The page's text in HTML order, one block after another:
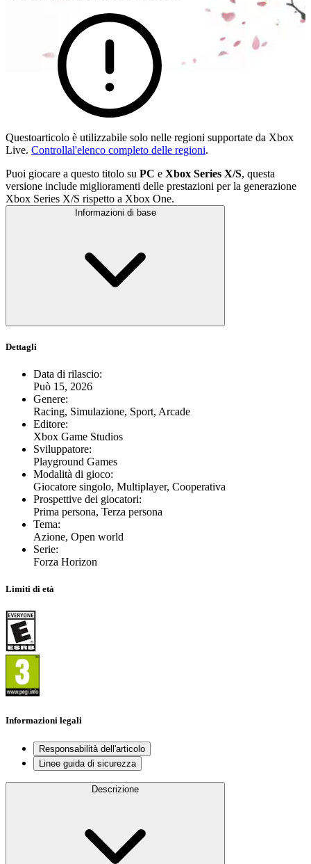
Questoarticolo è utilizzabile solo nelle regioni supportate da Xbox
Live. Controllal'elenco completo delle regioni.
Puoi giocare a questo titolo su PC e Xbox Series X/S, questa
versione include miglioramenti delle prestazioni per la generazione
Xbox Series X/S rispetto a Xbox One.
Informazioni di base
Dettagli
Data di rilascio:
Può 15, 2026
Genere:
Racing, Simulazione, Sport, Arcade
Editore:
Xbox Game Studios
Sviluppatore:
Playground Games
Modalità di gioco:
Giocatore singolo, Multiplayer, Cooperativa
Prospettive dei giocatori:
Prima persona, Terza persona
Tema:
Azione, Open world
Serie:
Forza Horizon
Limiti di età
Informazioni legali
Responsabilità dell'articolo
Linee guida di sicurezza
Descrizione